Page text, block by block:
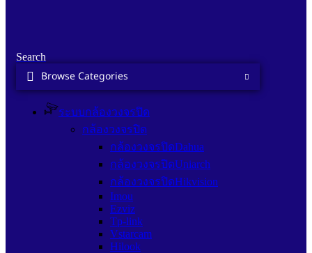
Search
Browse Categories
ระบบกล้องวงจรปิด
กล้องวงจรปิด
กล้องวงจรปิดDahua
กล้องวงจรปิดUniarch
กล้องวงจรปิดHikvision
Imou
Ezviz
Tp-link
Vstarcam
Hilook